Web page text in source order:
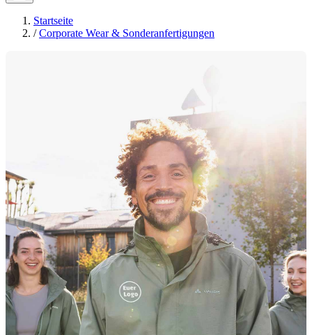
Startseite
/ Corporate Wear & Sonderanfertigungen